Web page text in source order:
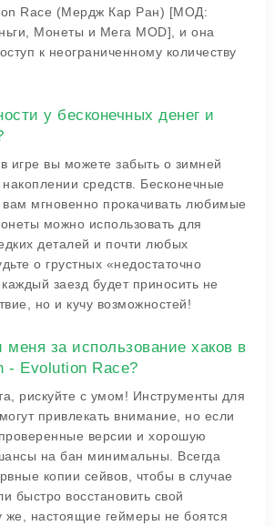
Race (Мердж Кар Ран) [МОД:
Монеты и Мега MOD], и она
к неограниченному количеству
у бесконечных денег и
игре вы можете забыть о зимней
средств. Бесконечные
вам мгновенно прокачивать любимые
можно использовать для
деталей и почти любых
о грустных «недостаточно
заезд будет приносить не
но и кучу возможностей!
меня за использование хаков в
- Evolution Race?
рискуйте с умом! Инструменты для
привлекать внимание, но если
версии и хорошую
на бан минимальны. Всегда
копии сейвов, чтобы в случае
быстро восстановить свой
же, настоящие геймеры не боятся